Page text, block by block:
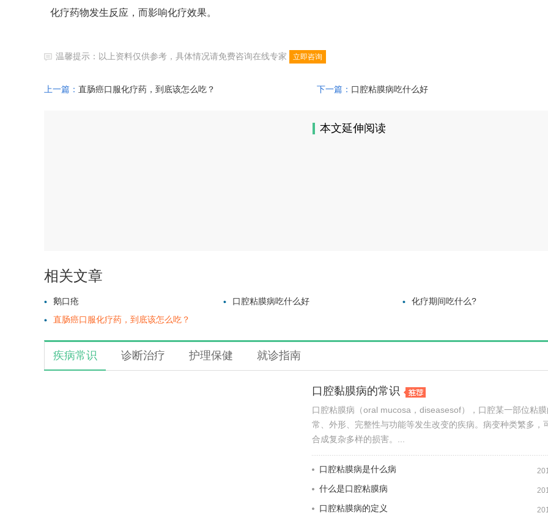
化疗药物发生反应，而影响化疗效果。
温馨提示：以上资料仅供参考，具体情况请免费咨询在线专家 立即咨询
上一篇： 直肠癌口服化疗药，到底该怎么吃？ 下一篇： 口腔粘膜病吃什么好
本文延伸阅读
相关文章
鹅口疮 口腔粘膜病吃什么好
化疗期间吃什么?
直肠癌口服化疗药，到底该怎么吃？
疾病常识 诊断治疗 护理保健 就诊指南
口腔黏膜病的常识
口腔粘膜病（oral mucosa，diseasesof），口腔某一部位粘
常、外形、完整性与功能等发生改变的疾病。病变种类繁多，
合成复杂多样的损害。...
口腔粘膜病是什么病
什么是口腔粘膜病
口腔粘膜病的定义